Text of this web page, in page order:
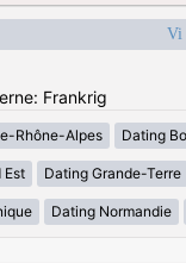
Vi
Frankrig
Rhône-Alpes Dating
Est Dating Grande-Terre
Dating Normandie